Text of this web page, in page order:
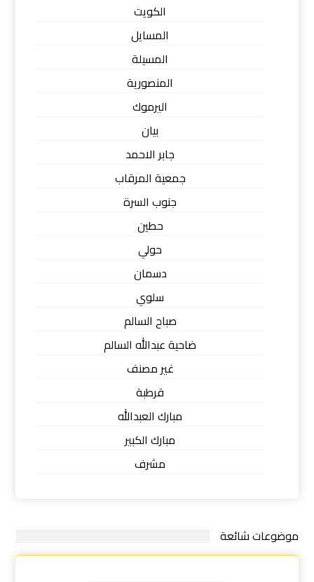
الكويت
المسايل
المسيلة
المنصورية
اليرموك
بيان
جابر الاحمد
جمعية المرقاب
جنوب السرة
حطين
حولي
دسمان
سلوي
صباح السالم
ضاحية عبدالله السالم
غير مصنف
قرطبة
مبارك العبدالله
مبارك الكبير
مشرف
موضوعات شائعة